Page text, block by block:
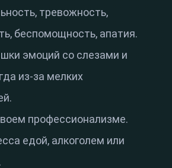
тревожность,
беспомощность, апатия.
эмоций со слезами и
из-за мелких
профессионализме.
едой, алкоголем или